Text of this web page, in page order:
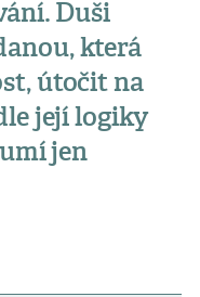
Duši
která
útočit na
její logiky
jen